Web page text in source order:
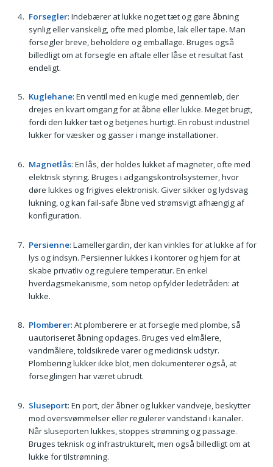
Forsegler: Indebærer at lukke noget tæt og gøre åbning
synlig eller vanskelig, ofte med plombe, lak eller tape. Man
forsegler breve, beholdere og emballage. Bruges også
billedligt om at forsegle en aftale eller låse et resultat fast
endeligt.
Kuglehane: En ventil med en kugle med gennemløb, der
drejes en kvart omgang for at åbne eller lukke. Meget brugt,
fordi den lukker tæt og betjenes hurtigt. En robust industriel
lukker for væsker og gasser i mange installationer.
Magnetlås: En lås, der holdes lukket af magneter, ofte med
elektrisk styring. Bruges i adgangskontrolsystemer, hvor
døre lukkes og frigives elektronisk. Giver sikker og lydsvag
lukning, og kan fail-safe åbne ved strømsvigt afhængig af
konfiguration.
Persienne: Lamellergardin, der kan vinkles for at lukke af for
lys og indsyn. Persienner lukkes i kontorer og hjem for at
skabe privatliv og regulere temperatur. En enkel
hverdagsmekanisme, som netop opfylder ledetråden: at
lukke.
Plomberer: At plomberere er at forsegle med plombe, så
uautoriseret åbning opdages. Bruges ved elmålere,
vandmålere, toldsikrede varer og medicinsk udstyr.
Plombering lukker ikke blot, men dokumenterer også, at
forseglingen har været ubrudt.
Sluseport: En port, der åbner og lukker vandveje, beskytter
mod oversvømmelser eller regulerer vandstand i kanaler.
Når sluseporten lukkes, stoppes strømning og passage.
Bruges teknisk og infrastrukturelt, men også billedligt om at
lukke for tilstrømning.